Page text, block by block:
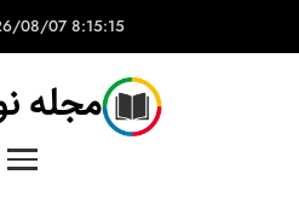
8:15:15 AM
08/07
مجله